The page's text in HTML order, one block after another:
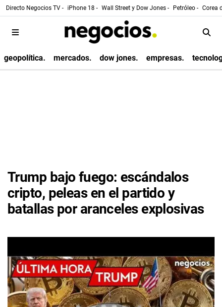
Directo Negocios TV - iPhone 18 - Wall Street y Dow Jones - Petróleo - Corea
geopolítica. mercados. dow jones. empresas.
Trump bajo fuego: escándalos
cripto, peleas en el partido y
batallas por aranceles explosivas